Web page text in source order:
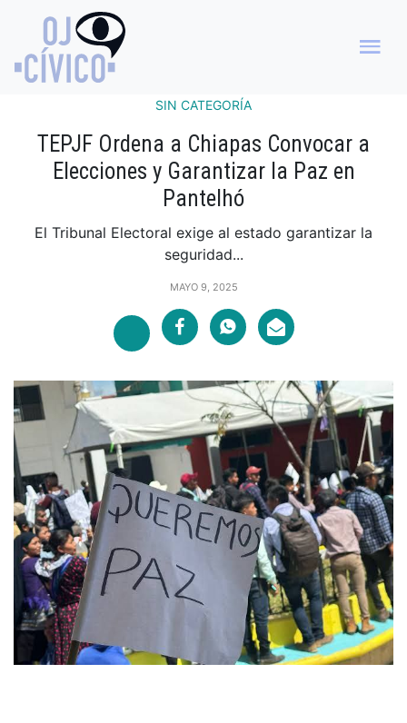
SIN CATEGORÍA
TEPJF Ordena a Chiapas Convocar a
Elecciones y Garantizar la Paz en
Pantelhó
El Tribunal Electoral exige al estado garantizar la
seguridad...
MAYO 9, 2025